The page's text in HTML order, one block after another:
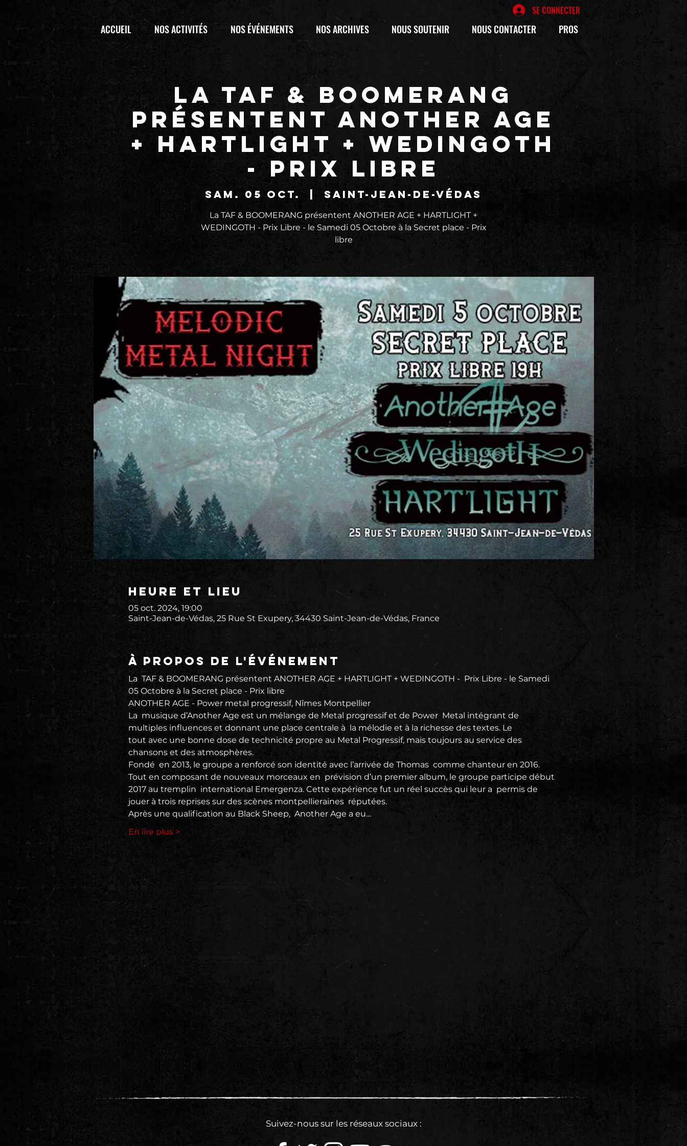
SE CONNECTER
ACCUEIL NOS ACTIVITÉS NOS ÉVÉNEMENTS NOS ARCHIVES NOUS SOUTENIR NOUS CONTACTER PROS
La TAF & BOOMERANG
présentent ANOTHER AGE
+ HARTLIGHT + WEDINGOTH
- Prix Libre
sam. 05 oct. Saint-Jean-de-Védas
La TAF & BOOMERANG présentent ANOTHER AGE + HARTLIGHT +
WEDINGOTH - Prix Libre - le Samedi 05 Octobre à la Secret place - Prix
libre
Heure et lieu
05 oct. 2024, 19:00
Saint-Jean-de-Védas, 25 Rue St Exupery, 34430 Saint-Jean-de-Védas, France
À propos de l'événement
La  TAF & BOOMERANG présentent ANOTHER AGE + HARTLIGHT + WEDINGOTH -  Prix Libre - le Samedi
05 Octobre à la Secret place - Prix libre
ANOTHER AGE - Power metal progressif, Nîmes Montpellier
La  musique d’Another Age est un mélange de Metal progressif et de Power  Metal intégrant de
multiples influences et donnant une place centrale à  la mélodie et à la richesse des textes. Le
tout avec une bonne dose de technicité propre au Metal Progressif, mais toujours au service des
chansons et des atmosphères.
Fondé  en 2013, le groupe a renforcé son identité avec l’arrivée de Thomas  comme chanteur en 2016.
Tout en composant de nouveaux morceaux en  prévision d’un premier album, le groupe participe début
2017 au tremplin  international Emergenza. Cette expérience fut un réel succès qui leur a  permis de
jouer à trois reprises sur des scènes montpellieraines  réputées.
Après une qualification au Black Sheep,  Another Age a eu…
En lire plus >
Suivez-nous sur les réseaux sociaux :